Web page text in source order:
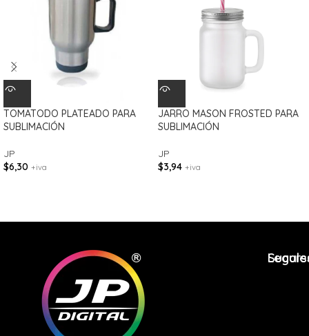
TOMATODO PLATEADO PARA
SUBLIMACIÓN
JP
$6,30 +iva
JARRO MASON FROSTED PARA
SUBLIMACIÓN
JP
$3,94 +iva